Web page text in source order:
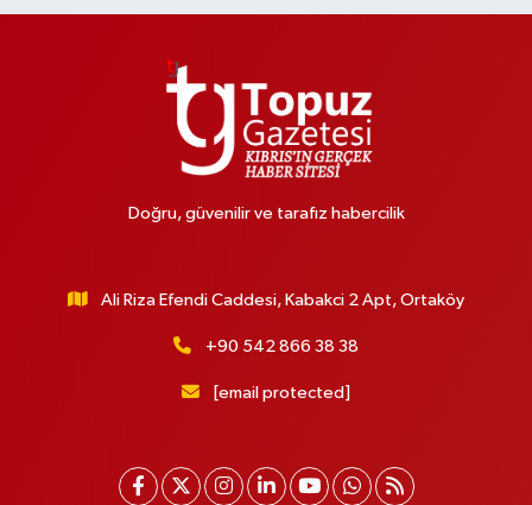
Doğru, güvenilir ve tarafız habercilik
Ali Riza Efendi Caddesi, Kabakci 2 Apt, Ortaköy
+90 542 866 38 38
[email protected]